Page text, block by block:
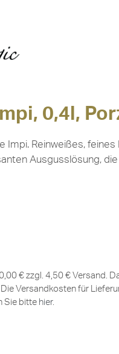
0,4l,
Impi. Reinweißes,
Ausgusslösung,
€ zzgl. 4,50 € Versand.
Versandkosten für
Sie bitte hier.